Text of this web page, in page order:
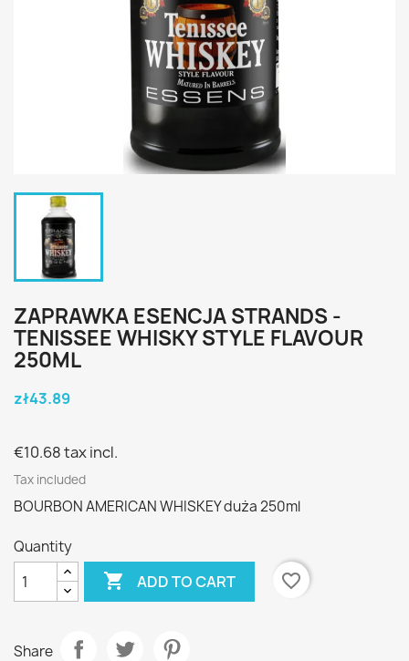
ZAPRAWKA ESENCJA STRANDS -
TENISSEE WHISKY STYLE FLAVOUR
250ML
zł43.89
€10.68tax incl.
Tax included
BOURBON AMERICAN WHISKEY duża 250ml
Quantity
 ADD TO CART favorite_border
Share